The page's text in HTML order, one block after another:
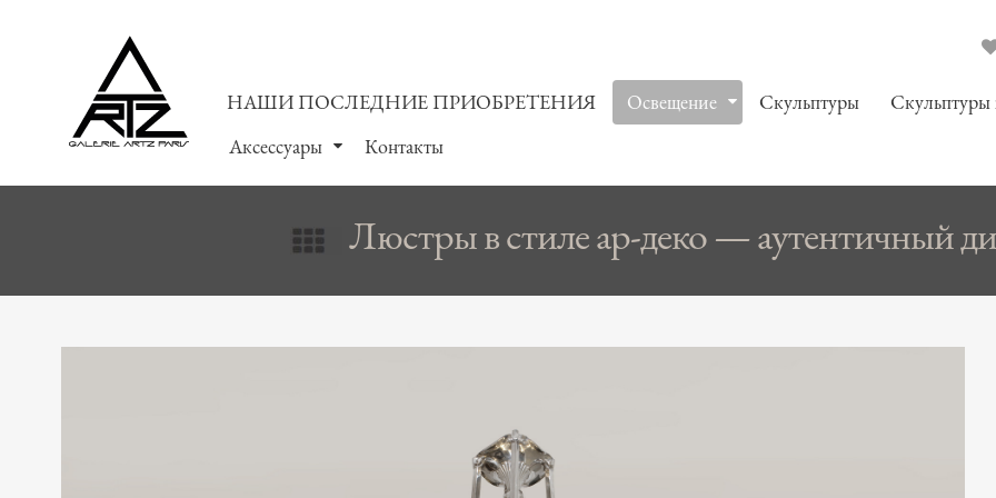
НАШИ ПОСЛЕДНИЕ ПРИОБРЕТЕНИЯ Oсвещение Скульптуры
Аксессуары
Контакты
Люстры в стиле ар-деко — аутентичный